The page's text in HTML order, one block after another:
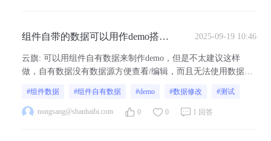
组件自带的数据可以用作demo搭建
改么？
2025-09-19 10:46
云旗: 可以用组件自有数据来制作demo，但是不太建议这样
做，自有数据没有数据源方便查看/编辑，而且无法使用数据条
到项目中
#组件数据 #组件自有数据 #demo #数据修改 #测试
nongsang@shanhaibi.com 0 0 1 回答